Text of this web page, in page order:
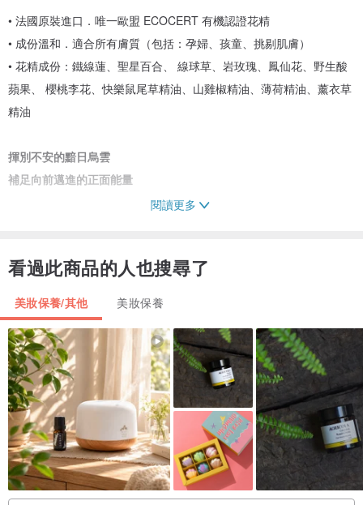
• 法國原裝進口．唯一歐盟 ECOCERT 有機認證花精
• 成份溫和．適合所有膚質（包括：孕婦、孩童、挑剔肌膚）
• 花精成份：鐵線蓮、聖星百合、 線球草、岩玫瑰、鳳仙花、野生酸
蘋果、 櫻桃李花、快樂鼠尾草精油、山雞椒精油、薄荷精油、薰衣草
精油
揮別不安的黯日烏雲
補足向前邁進的正面能量
閱讀更多
看過此商品的人也搜尋了
美妝保養/其他 美妝保養